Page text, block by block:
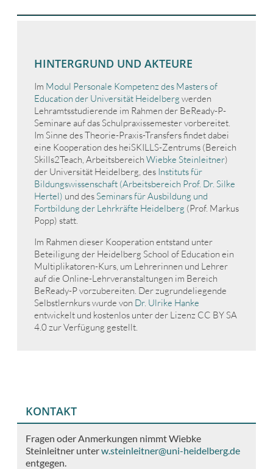
HINTERGRUND UND AKTEURE
Im Modul Personale Kompetenz des Masters of
Education der Universität Heidelberg werden
Lehramtsstudierende im Rahmen der BeReady-P-
Seminare auf das Schulpraxissemester vorbereitet.
Im Sinne des Theorie-Praxis-Transfers findet dabei
eine Kooperation des heiSKILLS-Zentrums (Bereich
Skills2Teach, Arbeitsbereich Wiebke Steinleitner)
der Universität Heidelberg, des Instituts für
Bildungswissenschaft (Arbeitsbereich Prof. Dr. Silke
Hertel) und desSeminars für Ausbildung und
Fortbildung der Lehrkräfte Heidelberg (Prof. Markus
Popp) statt.
Im Rahmen dieser Kooperation entstand unter
Beteiligung der Heidelberg School of Education ein
Multiplikatoren-Kurs, um Lehrerinnen und Lehrer
auf die Online-Lehrveranstaltungen im Bereich
BeReady-P vorzubereiten. Der zugrundeliegende
Selbstlernkurs wurde von Dr. Ulrike Hanke
entwickelt und kostenlos unter der Lizenz CC BY SA
4.0 zur Verfügung gestellt.
KONTAKT
Fragen oder Anmerkungen nimmt Wiebke
Steinleitner unterw.steinleitner@uni-heidelberg.de
entgegen.